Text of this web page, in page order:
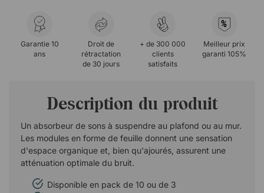
Garantie 10
ans
Droit de
rétractation
de 30 jours
+ de 300 000
clients
satisfaits
%
Meilleur prix
garanti 105%
Description du produit
Un absorbeur de sons à suspendre au plafond ou au mur.
Les modules en forme de feuille donnent une sensation
d'espace organique et, bien qu'ajourés, assurent une
atténuation optimale du bruit.
Disponible en pack de 10 ou de 3